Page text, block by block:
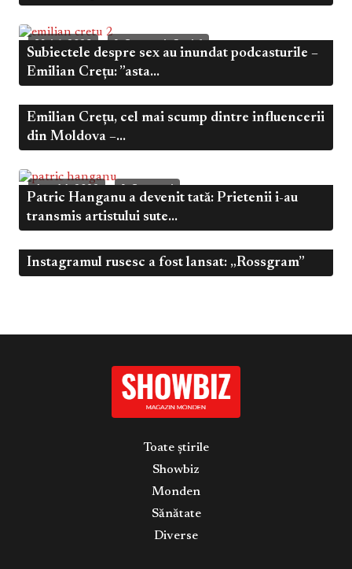
,
Subiectele despre sex au inundat podcasturile –
Emilian Crețu: ”asta...
Mai 6, 2023 Influenceri , Uncategorized
Emilian Crețu, cel mai scump dintre influencerii
din Moldova –...
Patric Hanganu a devenit tată: Prietenii i-au
transmis artistului sute...
Mart 16, 2022 Influenceri
Instagramul rusesc a fost lansat: „Rossgram”
Toate știrile
Showbiz
Monden
Sănătate
Diverse